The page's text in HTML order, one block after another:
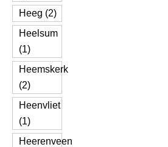
Heeg (2)
Heelsum
(1)
Heemskerk
(2)
Heenvliet
(1)
Heerenveen